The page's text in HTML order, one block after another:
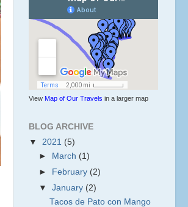
View Map of Our Travels in a larger map
BLOG ARCHIVE
▼ 2021 (5)
► March (1)
►
February (2)
▼January (2)
Tacos de Pato con Mango